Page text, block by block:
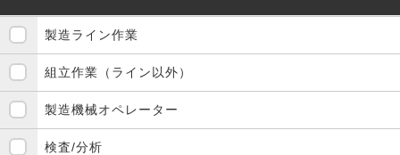
製造ライン作業
組立作業（ライン以外）
製造機械オペレーター
検査/分析